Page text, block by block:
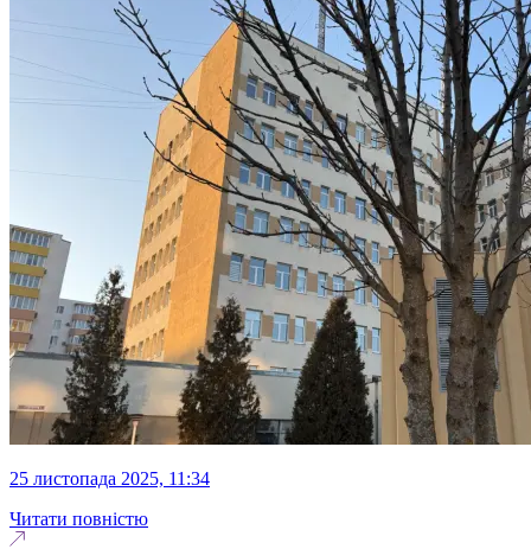
25 листопада 2025, 11:34
Читати повністю